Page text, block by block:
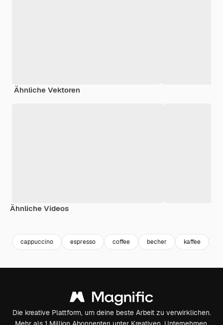
Ähnliche Vektoren
Ähnliche Videos
cappuccino espresso coffee becher kaffee
Die kreative Plattform, um deine beste Arbeit zu verwirklichen.